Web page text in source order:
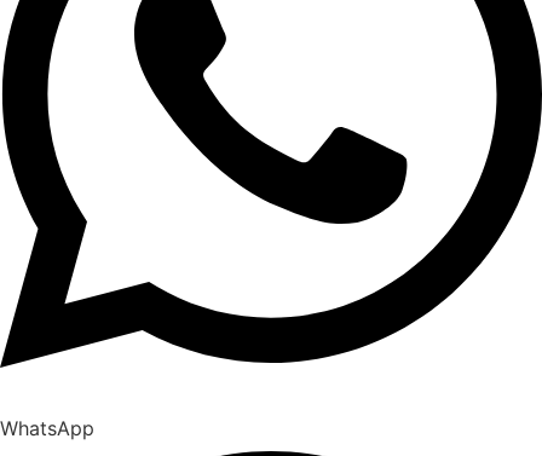
WhatsApp